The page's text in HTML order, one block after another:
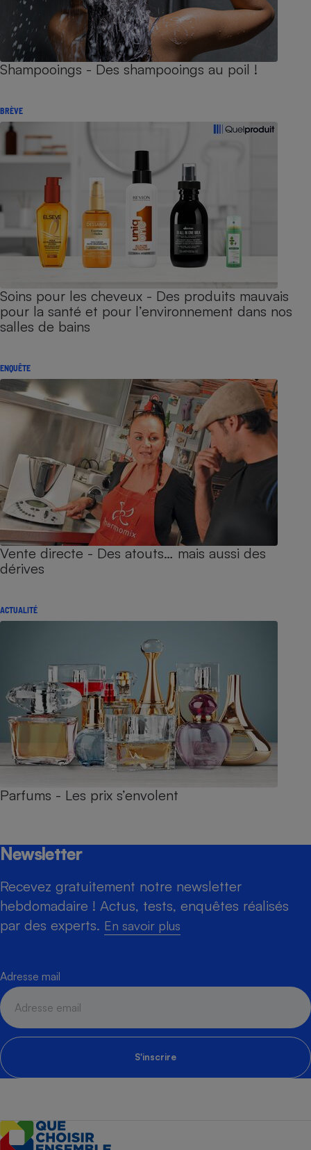
Shampooings - Des shampooings au poil !
BRÈVE
Soins pour les cheveux - Des produits mauvais
pour la santé et pour l’environnement dans nos
salles de bains
ENQUÊTE
Vente directe - Des atouts… mais aussi des
dérives
ACTUALITÉ
Parfums - Les prix s’envolent
Newsletter
Recevez gratuitement notre newsletter
hebdomadaire ! Actus, tests, enquêtes réalisés
par des experts. En savoir plus
Adresse mail
S'inscrire